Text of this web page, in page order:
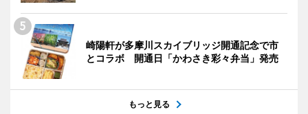
崎陽軒が多摩川スカイブリッジ開通記念で市
とコラボ 開通日「かわさき彩々弁当」発売
もっと見る